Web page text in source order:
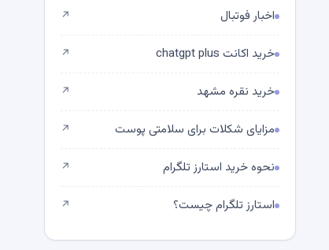
اخبار فوتبال ↗
خرید اکانت chatgpt plus ↗
خرید نقره مشهد ↗
مزایای شکلات برای سلامتی پوست ↗
نحوه خرید استارز تلگرام ↗
استارز تلگرام چیست؟ ↗